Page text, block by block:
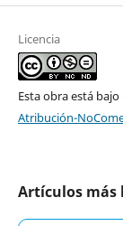
Licencia
Esta obra está
Atribución-
Artículos más